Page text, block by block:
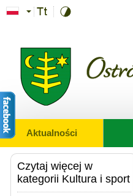
Przejdź do treści
Aktualności
Czytaj więcej w
kategorii Kultura i sport